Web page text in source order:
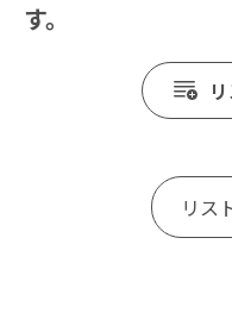
す。
リス